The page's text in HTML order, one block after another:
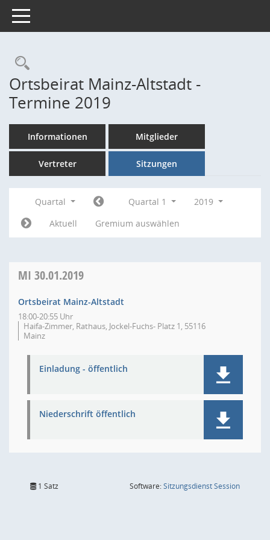
Toggle navigation
Rechercheauswahl
Ortsbeirat Mainz-Altstadt -
Termine 2019
Informationen Mitglieder
Vertreter Sitzungen
Quartal Quartal 1
2019
Aktuell
Gremium auswählen
MI 30.01.2019
Ortsbeirat Mainz-Altstadt
18:00-20:55 Uhr
Haifa-Zimmer, Rathaus, Jockel-Fuchs- Platz 1, 55116
Mainz
Einladung - öffentlich
Niederschrift öffentlich
1 Satz Software:SitzungsdienstSession(Wird in